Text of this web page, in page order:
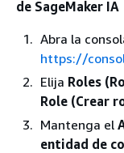
de SageMaker IA
Abra la
https://
Elija Roles
Role (Crear
Mantenga el
entidad de